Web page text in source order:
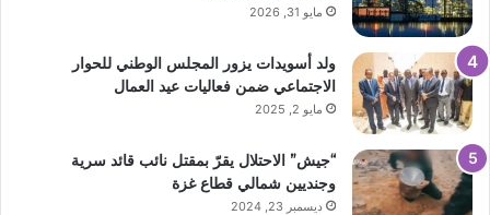
مايو 31, 2026
ولد أسويدات يزور المجلس الوطني للحوار
الاجتماعي ضمن فعاليات عيد العمال
مايو 2, 2025
“جيش” الاحتلال يقرّ بمقتل نائب قائد سرية
وجنديين شمالي قطاع غزة
ديسمبر 23, 2024